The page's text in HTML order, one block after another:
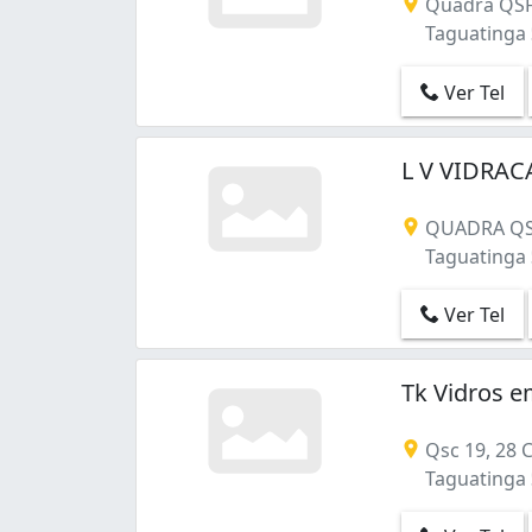
Taguatinga Norte (Taguatinga) (11)
Vila São José (Brazlândia) (1)
Vila Vicentina (Planaltina) (1)
Zona Industrial (Guará) (7)
Área de Desenvolvimento Econômico
Área de Desenvolvimento Econômico
Quadra
Taguatinga
Ver Tel
L V
QUADRA
Taguatinga
Ver Tel
Tk Vidros
Qsc 19, 28
Taguatinga